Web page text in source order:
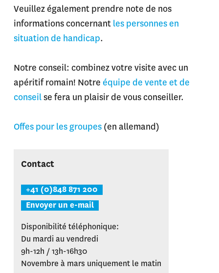
Veuillez également prendre note de nos
informations concernant les personnes en
situation de handicap.
Notre conseil: combinez votre visite avec un
apéritif romain! Notre équipe de vente et de
conseil se fera un plaisir de vous conseiller.
Offes pour les groupes (en allemand)
Contact
+41 (0)848 871 200
Envoyer un e-mail
Disponibilité téléphonique:
Du mardi au vendredi
9h-12h / 13h-16h30
Novembre à mars uniquement le matin